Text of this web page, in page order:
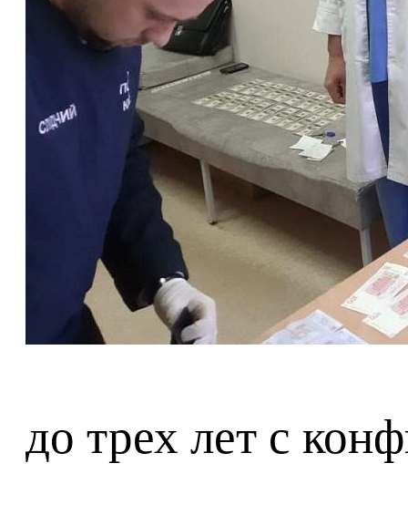
до трех лет с